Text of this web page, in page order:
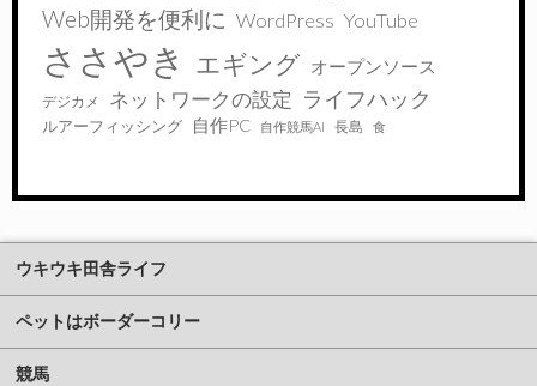
Web開発を便利に WordPress YouTube
ささやき エギング オープンソース
デジカメ ネットワークの設定 ライフハック
ルアーフィッシング 自作PC 自作競馬AI 長島 食
ウキウキ田舎ライフ
ペットはボーダーコリー
競馬